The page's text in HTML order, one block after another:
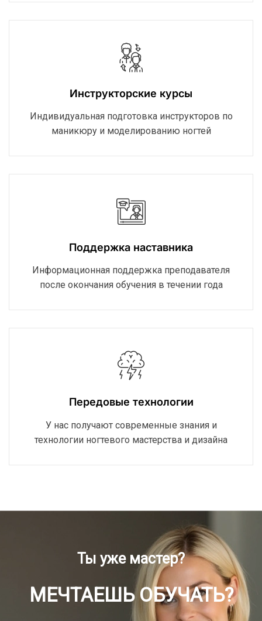
Инструкторские курсы
Индивидуальная подготовка инструкторов по
маникюру и моделированию ногтей
Поддержка наставника
Информационная поддержка преподавателя
после окончания обучения в течении года
Передовые технологии
У нас получают современные знания и
технологии ногтевого мастерства и дизайна
Ты уже мастер?
МЕЧТАЕШЬ ОБУЧАТЬ?